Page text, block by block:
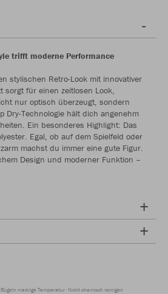
trifft moderne Performance
stylischen Retro-Look mit innovativer
für einen zeitlosen Look,
nur optisch überzeugt, sondern
Dry-Technologie hält dich angenehm
Ein besonderes Highlight: Das
Egal, ob auf dem Spielfeld oder
machst du immer eine gute Figur.
Design und moderner Funktion –
Bügeln niedrige Temperatur Nicht chemisch reinigen